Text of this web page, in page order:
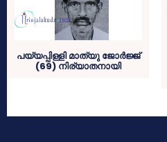
പയ്യപ്പിള്ളി മാത്യു ജോര്‍ജ്ജ്
(69) നിര്യാതനായി